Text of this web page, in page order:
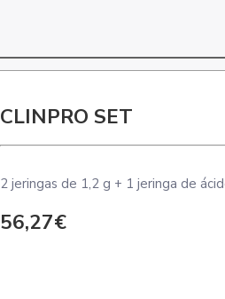
CLINPRO SET
2 jeringas de 1,2 g + 1 jeringa de
56,27€